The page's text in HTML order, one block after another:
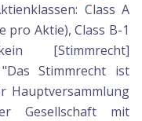
Class A
pro Aktie), Class B-1
[Stimmrecht]
Stimmrecht ist
Hauptversammlung
Gesellschaft mit